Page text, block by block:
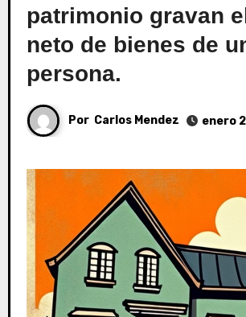
patrimonio gravan
neto de bienes de
persona.
Por Carlos Mendez enero